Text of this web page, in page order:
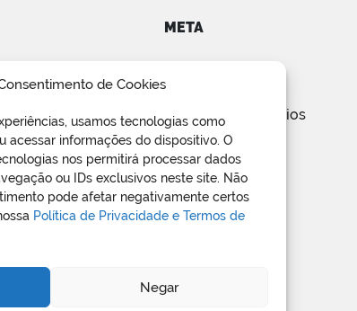
de Cookies
usamos tecnologias como
acessar informações do dispositivo. O
nos permitirá processar dados
ou IDs exclusivos neste site. Não
pode afetar negativamente certos
Política de Privacidade e Termos de
Negar
e Execução
META
Feed de posts
Feed de comentários
WordPress.org